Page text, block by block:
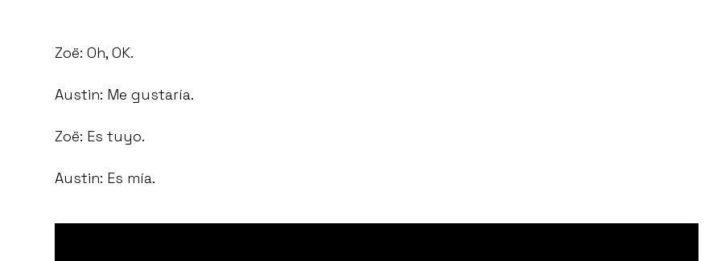
Zoë: Oh, OK.
Austin: Me gustaría.
Zoë: Es tuyo.
Austin: Es mía.